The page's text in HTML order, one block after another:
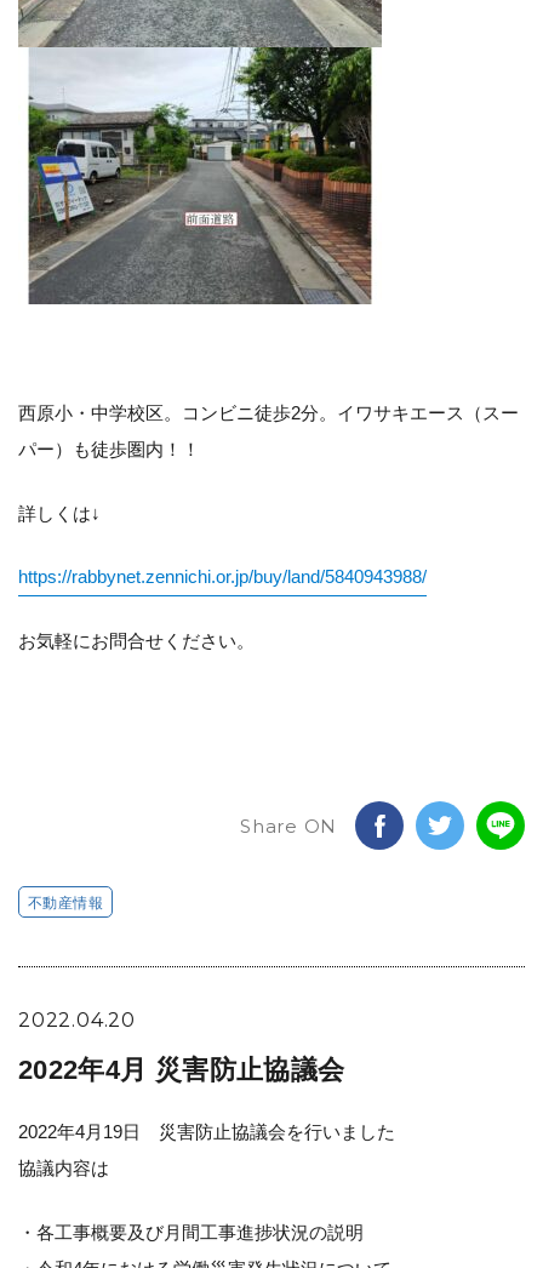
西原小・中学校区。コンビニ徒歩2分。イワサキエース（スー
パー）も徒歩圏内！！
詳しくは↓
https://rabbynet.zennichi.or.jp/buy/land/5840943988/
お気軽にお問合せください。
Share ON
不動産情報
2022.04.20
2022年4月 災害防止協議会
2022年4月19日 災害防止協議会を行いました
協議内容は
・各工事概要及び月間工事進捗状況の説明